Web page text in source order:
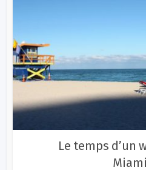
Le temps d’un
Miami